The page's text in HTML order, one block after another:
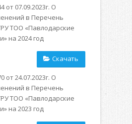
от 07.09.2023г. О
в Перечень
ТОО «Павлодарские
на 2024 год
Скачать
от 24.07.2023г. О
в Перечень
ТОО «Павлодарские
на 2023 год